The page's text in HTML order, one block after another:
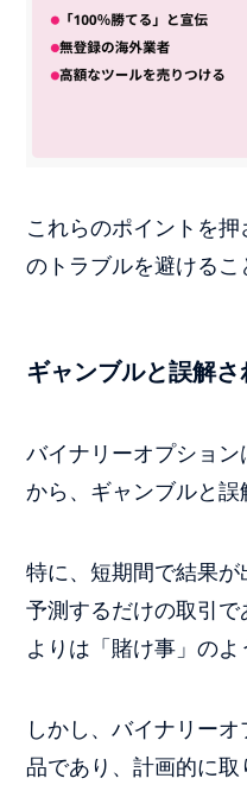
これらのポイントを
のトラブルを避けるこ
ギャンブルと誤解さ
バイナリーオプショ
から、ギャンブルと誤
特に、短期間で結果
予測するだけの取引で
よりは「賭け事」のよ
しかし、バイナリー
品であり、計画的に